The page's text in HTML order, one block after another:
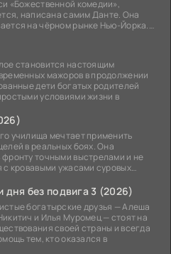
«Божественной комедии»,
написана самим Данте. Она
на чёрном рынке Нью-Йорка.
становится настоящим
мажоров в продолжении
дети богатых родителей
условиями жизни в
училища мечтает применить
в реальных боях. Она
точными выстрелами и не
с кровавыми ужасами суровых
дня без подвига 3 (2026)
богатырские друзья — Алеша
и Илья Муромец — стоят на
своей страны и всегда
тем, кто оказался в